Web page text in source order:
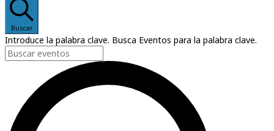
Buscar
Introduce la palabra clave. Busca Eventos para la palabra clave.